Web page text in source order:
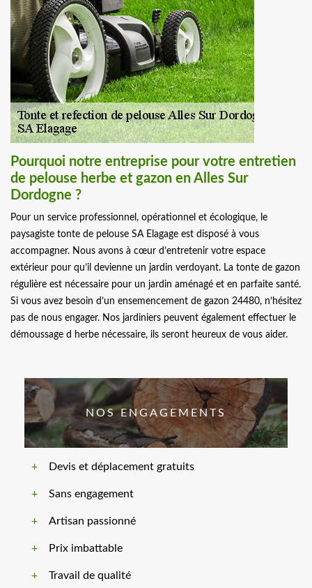
Pourquoi notre entreprise pour votre entretien
de pelouse herbe et gazon en Alles Sur
Dordogne ?
Pour un service professionnel, opérationnel et écologique, le
paysagiste tonte de pelouse SA Elagage est disposé à vous
accompagner. Nous avons à cœur d’entretenir votre espace
extérieur pour qu’il devienne un jardin verdoyant. La tonte de gazon
régulière est nécessaire pour un jardin aménagé et en parfaite santé.
Si vous avez besoin d’un ensemencement de gazon 24480, n’hésitez
pas de nous engager. Nos jardiniers peuvent également effectuer le
démoussage d herbe nécessaire, ils seront heureux de vous aider.
NOS ENGAGEMENTS
Devis et déplacement gratuits
Sans engagement
Artisan passionné
Prix imbattable
Travail de qualité